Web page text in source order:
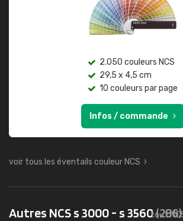
2.050 couleurs NCS
29,5 x 4,5 cm
10 couleurs par page
Infos / commande
voir tous les éventails couleur NCS
Autres NCS s 3000 - s 3560(286)
tout